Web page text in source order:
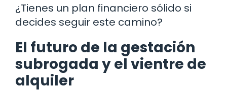
¿Tienes un plan financiero sólido si
decides seguir este camino?
El futuro de la gestación
subrogada y el vientre de
alquiler